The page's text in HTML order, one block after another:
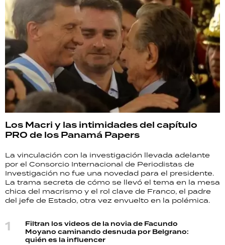
Los Macri y las intimidades del capítulo
PRO de los Panamá Papers
La vinculación con la investigación llevada adelante
por el Consorcio Internacional de Periodistas de
Investigación no fue una novedad para el presidente.
La trama secreta de cómo se llevó el tema en la mesa
chica del macrismo y el rol clave de Franco, el padre
del jefe de Estado, otra vez envuelto en la polémica.
Filtran los videos de la novia de Facundo
Moyano caminando desnuda por Belgrano:
quién es la influencer